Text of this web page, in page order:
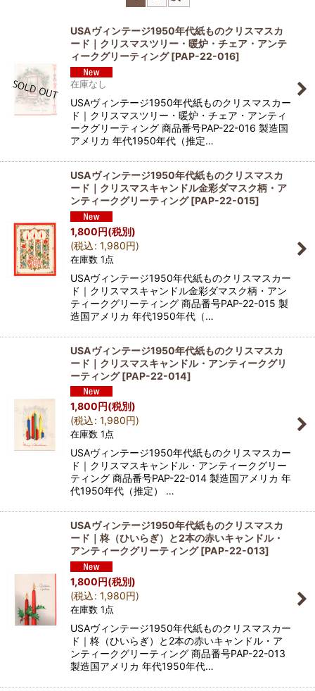
並び順
絞り込む
USAヴィンテージ1950年代紙ものクリスマスカ
ード｜クリスマスツリー・暖炉・チェア・アンテ
ィークグリーティング [PAP-22-016]
在庫なし
USAヴィンテージ1950年代紙ものクリスマスカー
ド｜クリスマスツリー・暖炉・チェア・アンティ
ークグリーティング 商品番号PAP-22-016 製造国
アメリカ 年代1950年代（推定…
USAヴィンテージ1950年代紙ものクリスマスカ
ード｜クリスマスキャンドル金彩ダマスク柄・ア
ンティークグリーティング [PAP-22-015]
1,800円(税別)
(税込: 1,980円)
在庫数 1点
USAヴィンテージ1950年代紙ものクリスマスカー
ド｜クリスマスキャンドル金彩ダマスク柄・アン
ティークグリーティング 商品番号PAP-22-015 製
造国アメリカ 年代1950年代（…
USAヴィンテージ1950年代紙ものクリスマスカ
ード｜クリスマスキャンドル・アンティークグリ
ーティング [PAP-22-014]
1,800円(税別)
(税込: 1,980円)
在庫数 1点
USAヴィンテージ1950年代紙ものクリスマスカー
ド｜クリスマスキャンドル・アンティークグリー
ティング 商品番号PAP-22-014 製造国アメリカ 年
代1950年代（推定） …
USAヴィンテージ1950年代紙ものクリスマスカ
ード｜柊（ひいらぎ）と2本の赤いキャンドル・
アンティークグリーティング [PAP-22-013]
1,800円(税別)
(税込: 1,980円)
在庫数 1点
USAヴィンテージ1950年代紙ものクリスマスカー
ド｜柊（ひいらぎ）と2本の赤いキャンドル・ア
ンティークグリーティング 商品番号PAP-22-013
製造国アメリカ 年代1950年代…